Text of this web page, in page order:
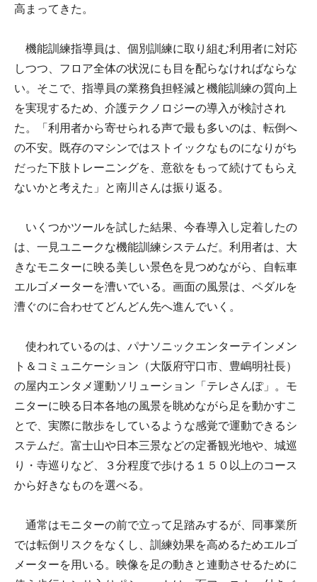
高まってきた。
機能訓練指導員は、個別訓練に取り組む利用者に対応
しつつ、フロア全体の状況にも目を配らなければならな
い。そこで、指導員の業務負担軽減と機能訓練の質向上
を実現するため、介護テクノロジーの導入が検討され
た。「利用者から寄せられる声で最も多いのは、転倒へ
の不安。既存のマシンではストイックなものになりがち
だった下肢トレーニングを、意欲をもって続けてもらえ
ないかと考えた」と南川さんは振り返る。
いくつかツールを試した結果、今春導入し定着したの
は、一見ユニークな機能訓練システムだ。利用者は、大
きなモニターに映る美しい景色を見つめながら、自転車
エルゴメーターを漕いでいる。画面の風景は、ペダルを
漕ぐのに合わせてどんどん先へ進んでいく。
使われているのは、パナソニックエンターテインメン
ト＆コミュニケーション（大阪府守口市、豊嶋明社長）
の屋内エンタメ運動ソリューション「テレさんぽ」。モ
ニターに映る日本各地の風景を眺めながら足を動かすこ
とで、実際に散歩をしているような感覚で運動できるシ
ステムだ。富士山や日本三景などの定番観光地や、城巡
り・寺巡りなど、３分程度で歩ける１５０以上のコース
から好きなものを選べる。
通常はモニターの前で立って足踏みするが、同事業所
では転倒リスクをなくし、訓練効果を高めるためエルゴ
メーターを用いる。映像を足の動きと連動させるために